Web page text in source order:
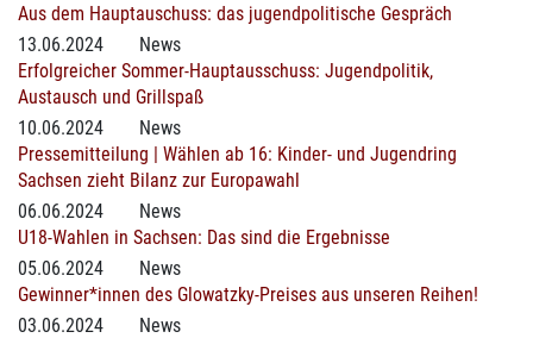
Aus dem Hauptauschuss: das jugendpolitische Gespräch
13.06.2024
News
Erfolgreicher Sommer-Hauptausschuss: Jugendpolitik,
Austausch und Grillspaß
10.06.2024
News
Pressemitteilung | Wählen ab 16: Kinder- und Jugendring
Sachsen zieht Bilanz zur Europawahl
06.06.2024
News
U18-Wahlen in Sachsen: Das sind die Ergebnisse
05.06.2024
News
Gewinner*innen des Glowatzky-Preises aus unseren Reihen!
03.06.2024
News